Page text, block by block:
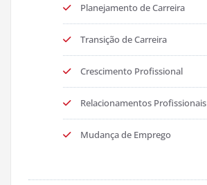
Planejamento de Carreira
Transição de Carreira
Crescimento Profissional
Relacionamentos Profissionais
Mudança de Emprego